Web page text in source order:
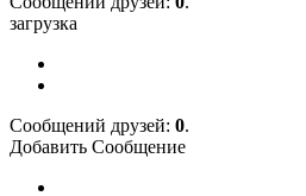
загрузка
Cообщений друзей: 0.
Добавить Сообщение